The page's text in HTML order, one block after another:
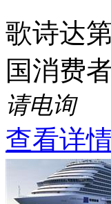
歌诗达
国消费
请电询
查看详